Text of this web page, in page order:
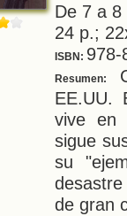
De 7 a
24 p.;
ISBN: 978-
Resumen:
EE.UU.
vive en
sigue
su
de gran